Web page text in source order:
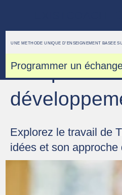
UNE MÉTHODE UNIQUE D'ENSEIGNEMENT BASÉE
Programmer un
Explorez le travail de
idées et son approche